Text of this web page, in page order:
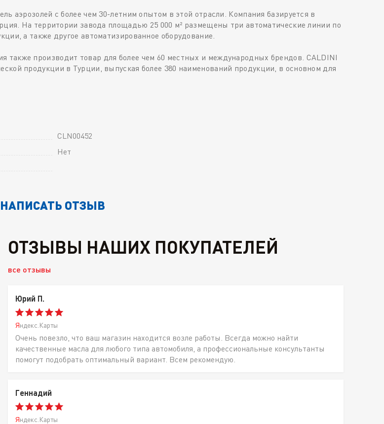
аэрозолей с более чем 30-летним опытом в этой отрасли. Компания базируется в
На территории завода площадью 25 000 м² размещены три автоматические линии по
а также другое автоматизированное оборудование.
производит товар для более чем 60 местных и международных брендов. CALDINI
продукции в Турции, выпуская более 380 наименований продукции, в основном для
CLN00452
Нет
НАПИСАТЬ ОТЗЫВ
ОТЗЫВЫ НАШИХ ПОКУПАТЕЛЕЙ
все отзывы
Юрий П.
Яндекс.Карты
Очень повезло, что ваш магазин находится возле работы. Всегда можно найти
качественные масла для любого типа автомобиля, а профессиональные консультанты
помогут подобрать оптимальный вариант. Всем рекомендую.
Геннадий
Яндекс.Карты